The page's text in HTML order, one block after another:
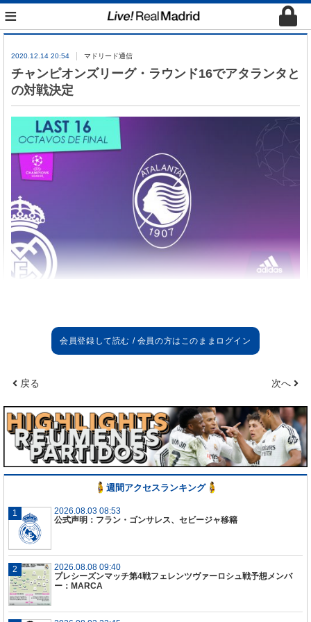
≡
2020.12.14 20:54 マドリード通信
チャンピオンズリーグ・ラウンド16でアタランタと
の対戦決定
定した。両クラブがチャンピオンズリーグで戦うの
は初めてである。
第1戦はアウェー（2月24日）、第2戦はアルフレッ
戻る 次へ
週間アクセスランキング
2026.08.03 08:53
公式声明：フラン・ゴンサレス、セビージャ移籍
2026.08.08 09:40
プレシーズンマッチ第4戦フェレンツヴァーロシュ戦予想メンバ
ー：MARCA